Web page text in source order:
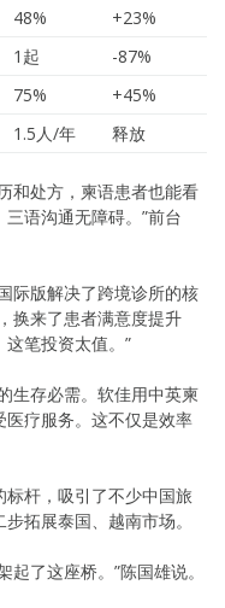
48%
+23%
1起
-87%
75%
+45%
1.5人/年 释放
和处方，柬语患者也能看
语沟通无障碍。”前台
际版解决了跨境诊所的核
来了患者满意度提升
笔投资太值。”
生存必需。软佳用中英柬
疗服务。这不仅是效率
杆，吸引了不少中国旅
拓展泰国、越南市场。
了这座桥。”陈国雄说。